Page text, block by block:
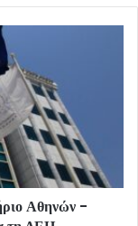
Αθηνών -